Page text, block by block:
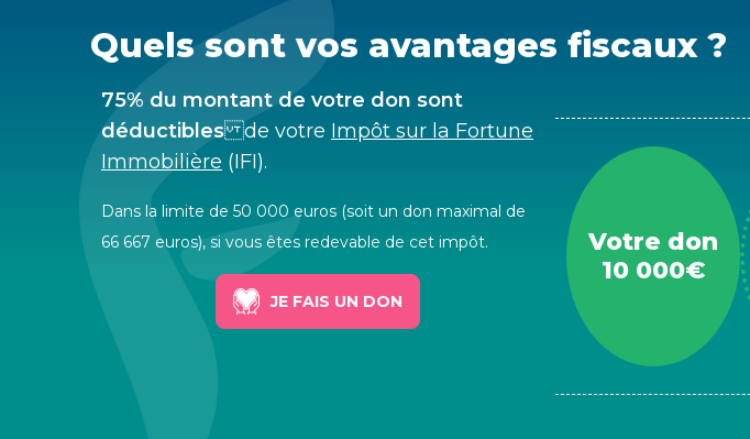
Quels sont vos avantages fiscaux ?
75% du montant de votre don sont
déductiblesde votre Impôt sur la Fortune
Immobilière (IFI).
Dans la limite de 50 000 euros (soit un don maximal de
66 667 euros), si vous êtes redevable de cet impôt.
JE FAIS UN DON
Votre don
10 000€